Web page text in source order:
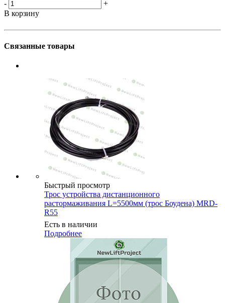
-
+
В корзину
Связанные товары
Быстрый просмотр
Трос устройства дистанционного
растормаживания L=5500мм (трос Боудена) MRD-
R55
Есть в наличии
Подробнее